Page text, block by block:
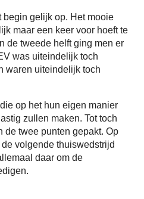
begin gelijk op. Het mooie
maar een keer voor hoeft te
de tweede helft ging men er
was uiteindelijk toch
waren uiteindelijk toch
op het hun eigen manier
zullen maken. Tot toch
de twee punten gepakt. Op
volgende thuiswedstrijd
daar om de